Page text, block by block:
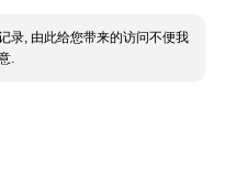
录, 由此给您带来的访问不便我
.